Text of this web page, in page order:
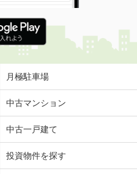
月極駐車場
中古マンション
中古一戸建て
投資物件を探す